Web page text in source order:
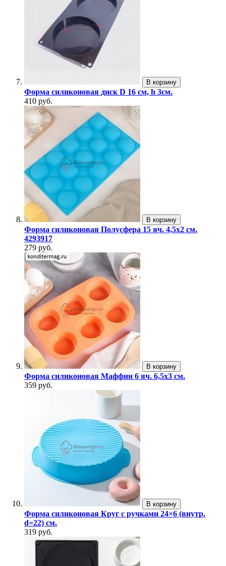
В корзину
Форма силиконовая диск D 16 см, h 3см.
410 руб.
В корзину
Форма силиконовая Полусфера 15 яч. 4,5х2 см.
4293917
279 руб.
В корзину
Форма силиконовая Маффин 6 яч. 6,5х3 см.
359 руб.
В корзину
Форма силиконовая Круг с ручками 24×6 (внутр.
d=22) см.
319 руб.